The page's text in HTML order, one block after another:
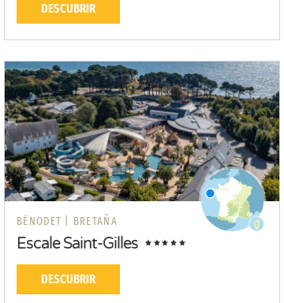
DESCUBRIR
BÉNODET | BRETAÑA
Escale Saint-Gilles
DESCUBRIR